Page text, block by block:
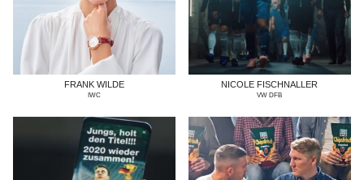
FRANK WILDE
IWC
NICOLE FISCHNALLER
VW DFB